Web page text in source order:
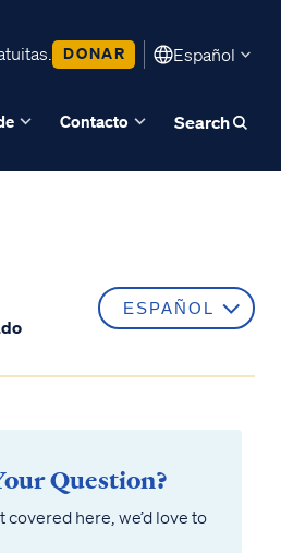
DONAR Español
Contacto Search
Question?
covered here, we’d love to